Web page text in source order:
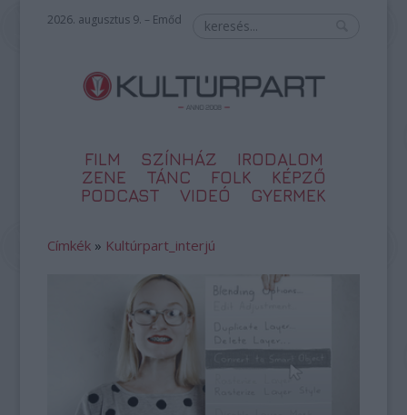
2026. augusztus 9. – Emőd
FILM SZÍNHÁZ
IRODALOM
ZENE
TÁNC FOLK
KÉPZŐ
PODCAST
VIDEÓ GYERMEK
Címkék » Kultúrpart_interjú